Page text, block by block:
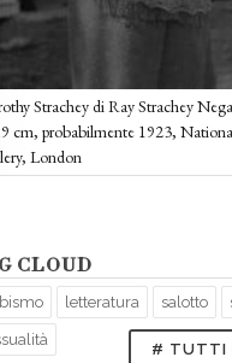
Strachey di Ray Strachey
cm, probabilmente 1923,
London
CLOUD
letteratura salotto
# TUTTI